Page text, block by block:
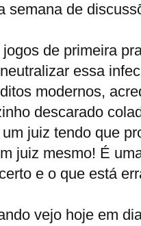
semana de
de primeira
essa
modernos,
descarado
juiz tendo que
juiz mesmo! É
e o que está
vejo hoje em